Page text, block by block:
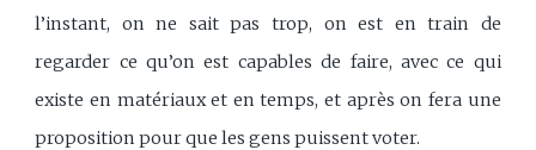
l’instant, on ne sait pas trop, on est en train de
regarder ce qu’on est capables de faire, avec ce qui
existe en matériaux et en temps, et après on fera une
proposition pour que les gens puissent voter.